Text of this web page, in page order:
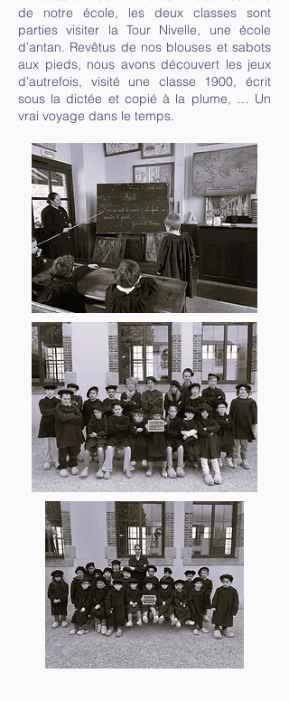
de notre école, les deux classes sont
parties visiter la Tour Nivelle, une école
d’antan. Revêtus de nos blouses et sabots
aux pieds, nous avons découvert les jeux
d’autrefois, visité une classe 1900, écrit
sous la dictée et copié à la plume, … Un
vrai voyage dans le temps.